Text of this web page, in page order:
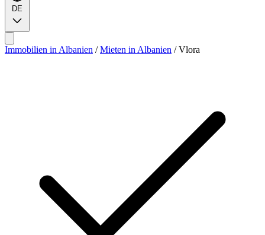
DE
Immobilien in Albanien / Mieten in Albanien / Vlora